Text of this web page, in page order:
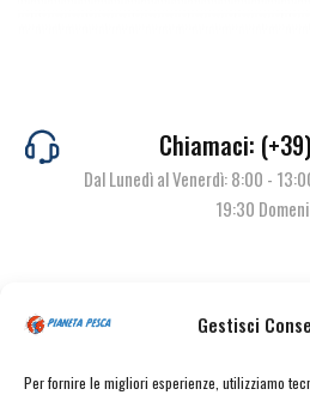
Gestisci
Per fornire le migliori esperienze, utilizziamo
Chiamaci:
Dal Lunedì al Venerdì: 8:00 -
19:30